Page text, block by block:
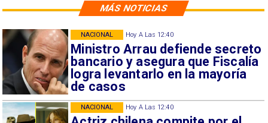
MÁS NOTICIAS
Hoy A Las 12:40
Ministro Arrau defiende secreto
bancario y asegura que Fiscalía
logra levantarlo en la mayoría
de casos
NACIONAL
Hoy A Las 12:40
NACIONAL